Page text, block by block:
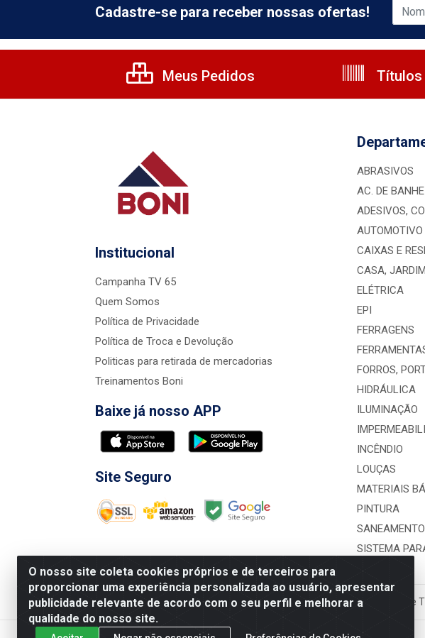
O nosso site coleta cookies próprios e de terceiros para
proporcionar uma experiência personalizada ao usuário, apresentar
publicidade relevante de acordo com o seu perfil e melhorar a
qualidade do nosso site.
Cadastre-se para receber nossas ofertas!
Meus Pedidos Títulos
Institucional
Campanha TV 65
Quem Somos
Política de Privacidade
Política de Troca e Devolução
Politicas para retirada de mercadorias
Treinamentos Boni
Baixe já nosso APP
Site Seguro
ABRASIVOS
AC. DE
ADESIVOS,
AUTOMOTIVO
CAIXAS E
CASA,
ELÉTRICA
EPI
FERRAGENS
FORROS,
HIDRÁULICA
ILUMINAÇÃO
INCÊNDIO
LOUÇAS
MATERIAIS
PINTURA
SANEAMENTO
SISTEMA
Nova Boni Distribuidora de Material de Construção LTDA - Rua Alice